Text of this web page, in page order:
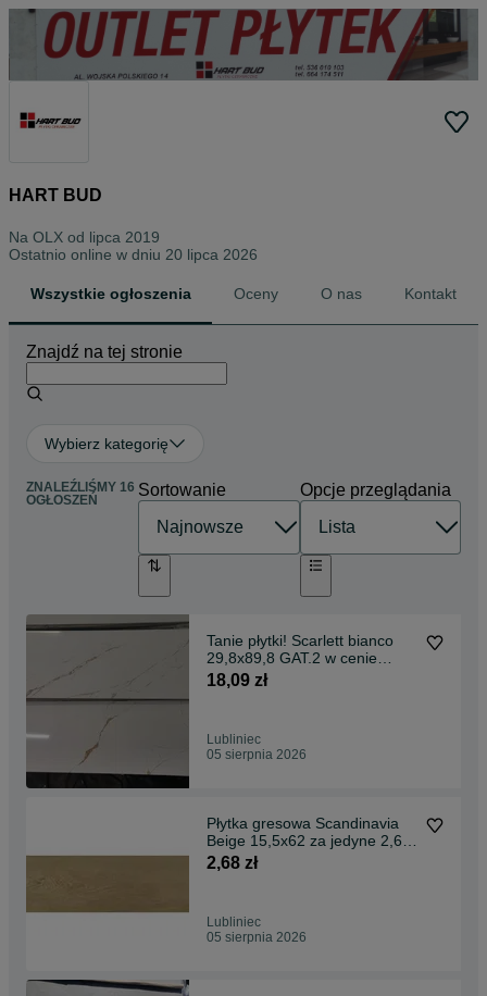
HART BUD
Na OLX od lipca 2019
Ostatnio online w dniu 20 lipca 2026
Wszystkie ogłoszenia Oceny O nas Kontakt
Znajdź na tej stronie
Wybierz kategorię
ZNALEŹLIŚMY 16
OGŁOSZEŃ
Sortowanie Opcje przeglądania
Tanie płytki! Scarlett bianco
29,8x89,8 GAT.2 w cenie
18,09 zł/szt
18,09 zł
Lubliniec
05 sierpnia 2026
Płytka gresowa Scandinavia
Beige 15,5x62 za jedyne 2,68
zł/szt
2,68 zł
Lubliniec
05 sierpnia 2026